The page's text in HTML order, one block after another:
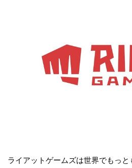
ライアットゲームズは世界でもっ